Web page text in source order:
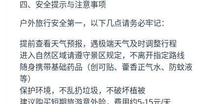
四、安全提示与注意事项
户外旅行安全第一，以下几点请务必牢记：
提前查看天气预报，遇极端天气及时调整行程
进入自然区域请遵守景区规定，不离开指定路线
随身携带基础药品（创可贴、藿香正气水、防蚊液
等）
保护环境，不乱扔垃圾，不破坏植被
建议购买短期旅游意外险，费用约5-15元/天